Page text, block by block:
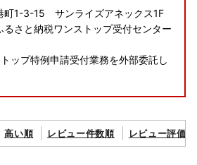
町1-3-15 サンライズアネックス1F
さと納税ワンストップ受付センター
ップ特例申請受付業務を外部委託し
高い順 レビュー件数順 レビュー評価順